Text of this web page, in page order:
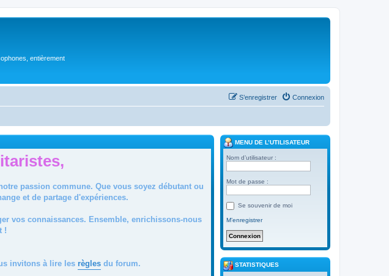
entièrement
Connexion
S’enregistrer
passion commune. Que vous soyez débutant ou
et de partage d'expériences.
vos connaissances. Ensemble, enrichissons-nous
!
invitons à lire les règles du forum.
MENU DE L’UTILISATEUR
Nom d’utilisateur :
Mot de passe :
Se souvenir de moi
M’enregistrer
STATISTIQUES